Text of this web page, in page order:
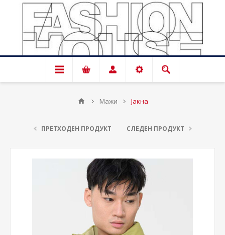
Мажи Јакна
ПРЕТХОДЕН ПРОДУКТ СЛЕДЕН ПРОДУКТ